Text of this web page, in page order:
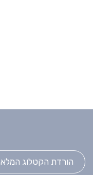
הורדת הקטלוג המלא